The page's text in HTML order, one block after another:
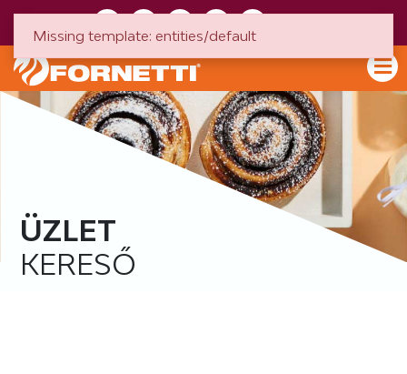
ÜZLET
KERESŐ
Missing template: entities/default